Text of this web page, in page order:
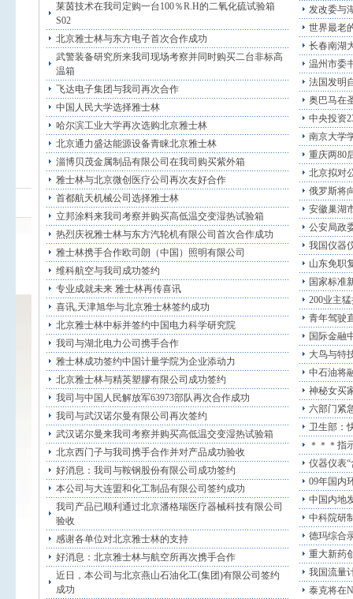
莱茵技术在我司定购一台100％R.H的二氧化硫试验箱
S02
北京雅士林与东方电子首次合作成功
武警装备研究所来我司现场考察并同时购买二台非标高
温箱
飞达电子集团与我司再次合作
中国人民大学选择雅士林
哈尔滨工业大学再次选购北京雅士林
北京通力盛达能源设备青睐北京雅士林
淄博贝茂金属制品有限公司在我司购买紫外箱
雅士林与北京微创医疗公司再次友好合作
首都航天机械公司选择雅士林
立邦涂料来我司考察并购买高低温交变湿热试验箱
热烈庆祝雅士林与东方汽轮机有限公司首次合作成功
雅士林携手合作欧司朗（中国）照明有限公司
维科航空与我司成功签约
专业成就未来 雅士林再传喜讯
喜讯,天津旭华与北京雅士林签约成功
北京雅士林中标并签约中国电力科学研究院
我司与湖北电力公司携手合作
雅士林成功签约中国计量学院为企业添动力
北京雅士林与精英塑膠有限公司成功签约
我司与中国人民解放军63973部队再次合作成功
我司与武汉诺尔曼有限公司再次签约
武汉诺尔曼来我司考察并购买高低温交变湿热试验箱
北京西门子与我司携手合作并对产品成功验收
好消息：我司与鞍钢股份有限公司成功签约
本公司与大连盟和化工制品有限公司签约成功
我司产品已顺利通过北京潘格瑞医疗器械科技有限公司
验收
感谢各单位对北京雅士林的支持
好消息：北京雅士林与航空所再次携手合作
近日，本公司与北京燕山石油化工(集团)有限公司签约
成功
发改委与
世界最老
长春南湖
温州市委
法国发明
奥巴马在
中央投资
南京大学
重庆两80
北京拟对
俄罗斯将
安徽巢湖
公安局政
我国仪器
山东免职
国家标准
200业主
青年驾驶
国际金融
大鸟与特
中石油将
神秘女买
六部门紧
卫生部：
＊＊＊指
仪器仪表
09年国内
中国内地
中科院研
德玛综合
重大新药
我国流量
泰克将在